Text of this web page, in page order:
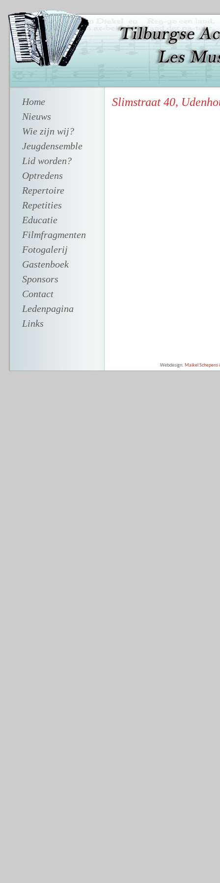
Home
Nieuws
Wie zijn wij?
Jeugdensemble
Lid worden?
Optredens
Repertoire
Repetities
Educatie
Filmfragmenten
Fotogalerij
Gastenboek
Sponsors
Contact
Ledenpagina
Links
Slimstraat 40,
Webdesign: Maikel Schepens